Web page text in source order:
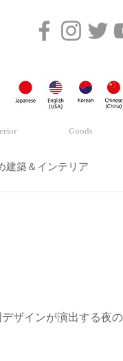
Goods
建築＆インテリア
ザインが演出する夜